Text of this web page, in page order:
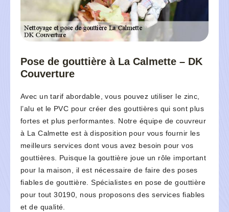
Pose de gouttière à La Calmette – DK
Couverture
Avec un tarif abordable, vous pouvez utiliser le zinc,
l’alu et le PVC pour créer des gouttières qui sont plus
fortes et plus performantes. Notre équipe de couvreur
à La Calmette est à disposition pour vous fournir les
meilleurs services dont vous avez besoin pour vos
gouttières. Puisque la gouttière joue un rôle important
pour la maison, il est nécessaire de faire des poses
fiables de gouttière. Spécialistes en pose de gouttière
pour tout 30190, nous proposons des services fiables
et de qualité.